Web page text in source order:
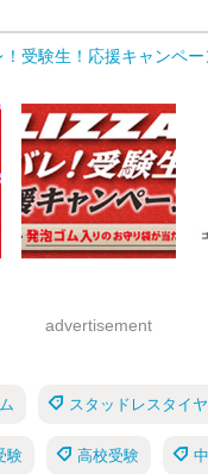
受験生！応援キャンペー
advertisement
スタッドレスタイヤ
験 高校受験